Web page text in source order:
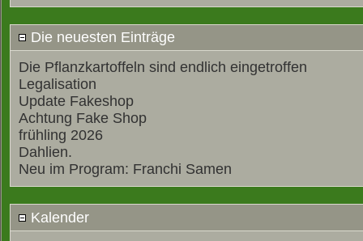
Die neuesten Einträge
Die Pflanzkartoffeln sind endlich eingetroffen
Legalisation
Update Fakeshop
Achtung Fake Shop
frühling 2026
Dahlien.
Neu im Program: Franchi Samen
Kalender